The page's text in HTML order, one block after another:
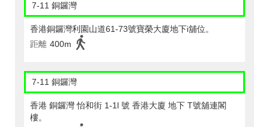
7-11 銅鑼灣
香港銅鑼灣利園山道61-73號寶榮大廈地下i舖位。
距離 400m
7-11 銅鑼灣
香港 銅鑼灣 怡和街 1-1l 號 香港大廈 地下 T號舖連閣
樓。